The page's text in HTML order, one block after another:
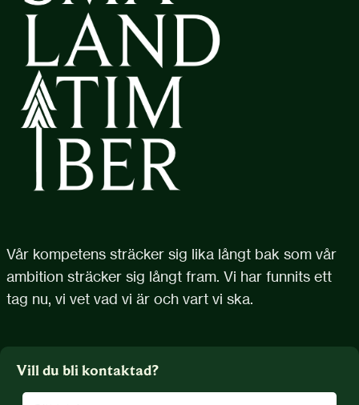
Vår kompetens sträcker sig lika långt bak som vår
ambition sträcker sig långt fram. Vi har funnits ett
tag nu, vi vet vad vi är och vart vi ska.
Vill du bli kontaktad?